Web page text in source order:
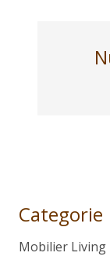
Categorie
Mobilier Living